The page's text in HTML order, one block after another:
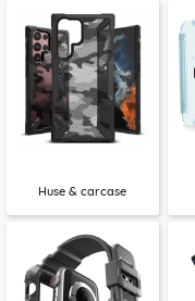
Huse & carcase